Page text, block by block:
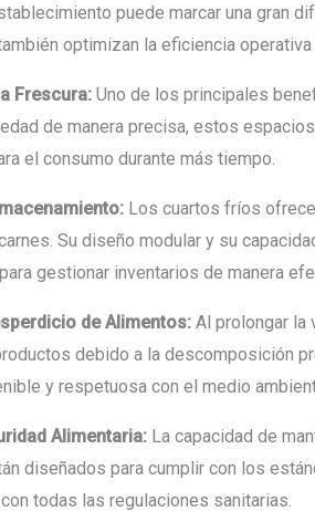
puede marcar una gran
optimizan la eficiencia
Frescura: Uno de los principales
de manera precisa, estos
el consumo durante más tiempo.
Los cuartos fríos
Su diseño modular y su
gestionar inventarios de manera
de Alimentos: Al prolongar la
debido a la descomposición
y respetuosa con el medio
Alimentaria: La capacidad de
diseñados para cumplir con los
todas las regulaciones sanitarias.